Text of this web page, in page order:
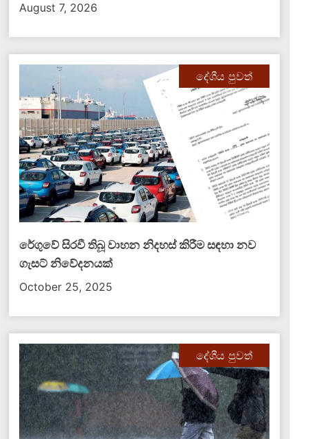
August 7, 2026
දේශීය පුවත්
රේගුවේ සිරවී තිබූ වාහන නිදහස් කිරීම සඳහා නව
ගැසට් නිවේදනයක්
October 25, 2025
දේශීය පුවත්